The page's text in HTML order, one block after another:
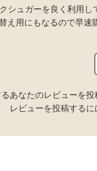
シュガーを良く利用し
え用にもなるので早速
あなたのレビューを投
レビューを投稿するに